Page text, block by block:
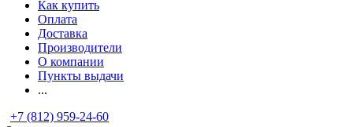
Как купить
Оплата
Доставка
Производители
О компании
Пункты выдачи
...
+7 (812) 959-24-60